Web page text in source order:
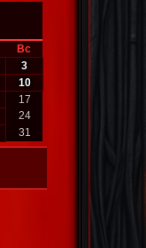
Вс
3
10
17
24
31